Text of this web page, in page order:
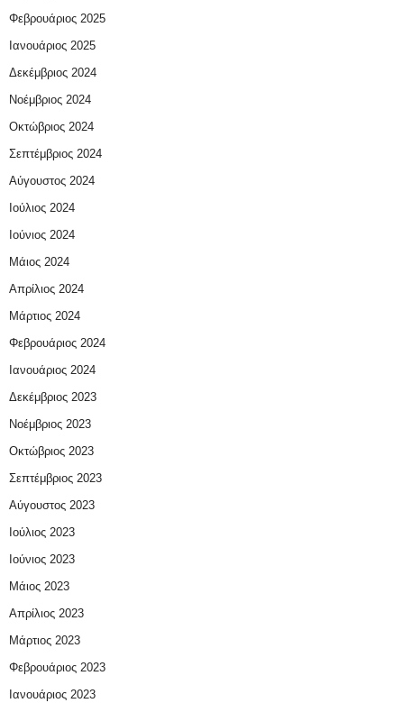
Φεβρουάριος 2025
Ιανουάριος 2025
Δεκέμβριος 2024
Νοέμβριος 2024
Οκτώβριος 2024
Σεπτέμβριος 2024
Αύγουστος 2024
Ιούλιος 2024
Ιούνιος 2024
Μάιος 2024
Απρίλιος 2024
Μάρτιος 2024
Φεβρουάριος 2024
Ιανουάριος 2024
Δεκέμβριος 2023
Νοέμβριος 2023
Οκτώβριος 2023
Σεπτέμβριος 2023
Αύγουστος 2023
Ιούλιος 2023
Ιούνιος 2023
Μάιος 2023
Απρίλιος 2023
Μάρτιος 2023
Φεβρουάριος 2023
Ιανουάριος 2023